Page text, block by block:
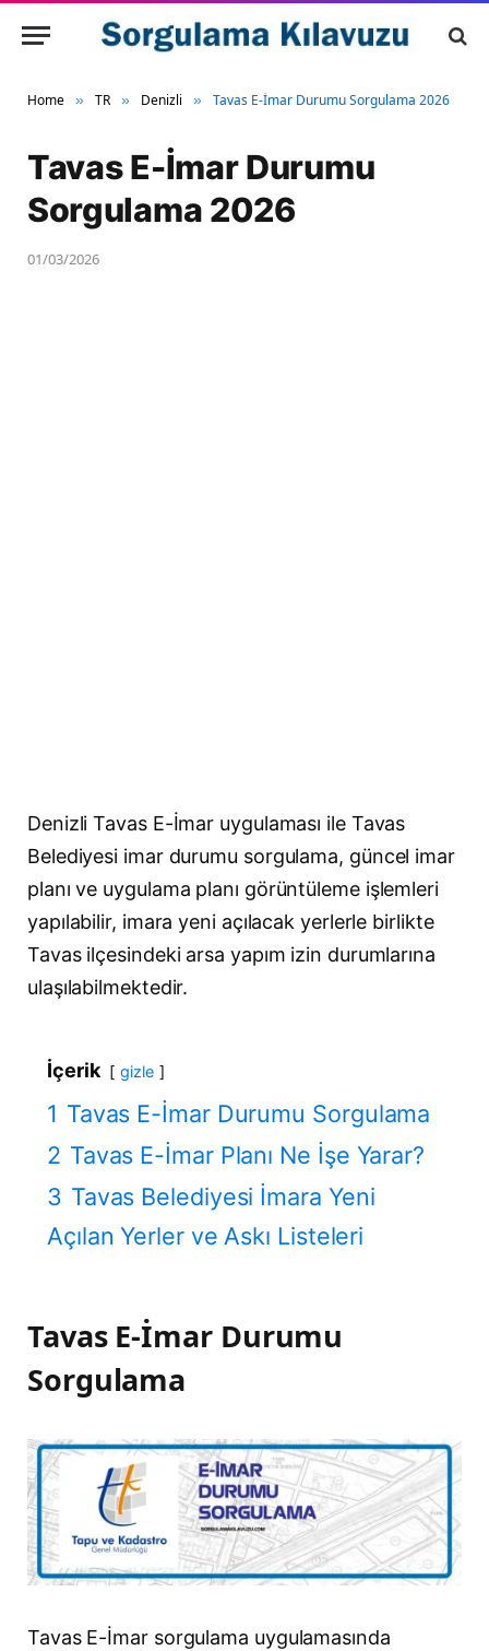
Home » TR » Denizli » Tavas E-İmar Durumu Sorgulama 2026
Tavas E-İmar Durumu
Sorgulama 2026
01/03/2026
Denizli Tavas E-İmar uygulaması ile Tavas
Belediyesi imar durumu sorgulama, güncel imar
planı ve uygulama planı görüntüleme işlemleri
yapılabilir, imara yeni açılacak yerlerle birlikte
Tavas ilçesindeki arsa yapım izin durumlarına
ulaşılabilmektedir.
İçerik gizle
1 Tavas E-İmar Durumu Sorgulama
2 Tavas E-İmar Planı Ne İşe Yarar?
3 Tavas Belediyesi İmara Yeni
Açılan Yerler ve Askı Listeleri
Tavas E-İmar Durumu
Sorgulama
Tavas E-İmar sorgulama uygulamasında